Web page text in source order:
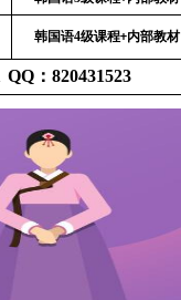
韩国语4级课程+内部教材
QQ： 820431523